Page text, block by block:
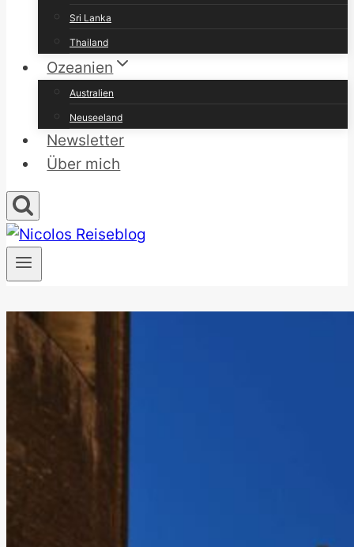
Sri Lanka
Thailand
Ozeanien
Australien
Neuseeland
Newsletter
Über mich